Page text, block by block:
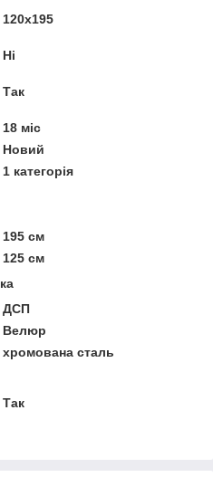
120х195
Ні
Так
18 міс
Новий
1 категорія
195 см
125 см
ДСП
Велюр
хромована сталь
Так